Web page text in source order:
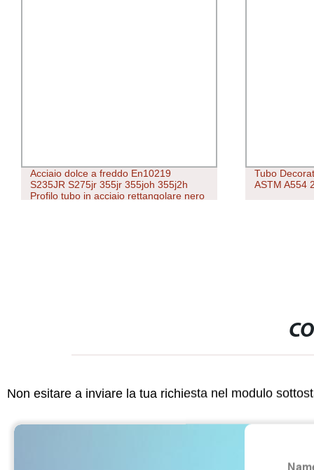
Acciaio dolce a freddo En10219
S235JR S275jr 355jr 355joh 355j2h
Profilo tubo in acciaio rettangolare nero
Tubo
ASTM A554
Non esitare a inviare la tua richiesta nel modulo